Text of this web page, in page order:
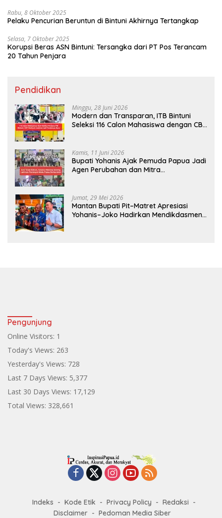
Rabu, 8 Oktober 2025
Pelaku Pencurian Beruntun di Bintuni Akhirnya Tertangkap
Selasa, 7 Oktober 2025
Korupsi Beras ASN Bintuni: Tersangka dari PT Pos Terancam
20 Tahun Penjara
Pendidikan
Minggu, 28 Juni 2026
Modern dan Transparan, ITB Bintuni
Seleksi 116 Calon Mahasiswa dengan CBT
Kamis, 11 Juni 2026
Bupati Yohanis Ajak Pemuda Papua Jadi
Agen Perubahan dan Mitra
Jumat, 29 Mei 2026
Mantan Bupati Pit–Matret Apresiasi
Yohanis–Joko Hadirkan Mendikdasmen
Pengunjung
Online Visitors: 1
Today's Views: 263
Yesterday's Views: 728
Last 7 Days Views: 5,377
Last 30 Days Views: 17,129
Total Views: 328,661
Indeks Kode Etik Privacy Policy
Redaksi
Disclaimer
Pedoman Media Siber